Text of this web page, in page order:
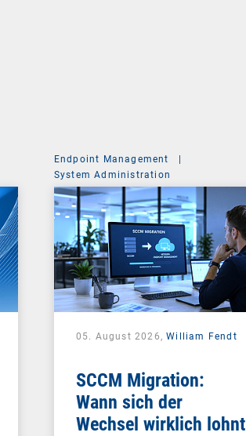
Endpoint Management
|
System Administration
05. August 2026,William Fendt
SCCM Migration:
Wann sich der
Wechsel wirklich lohnt